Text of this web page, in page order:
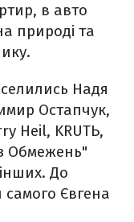
в авто
природі та
Надя
Остапчук,
Heil, KRUTЬ,
Обмежень"
До
самого Євгена